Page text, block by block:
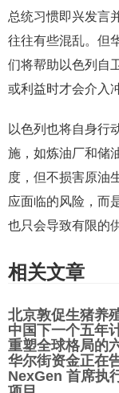
总统习惯即兴发言
往往有些混乱。但
们将帮助以色列自
或利益时才会介入
以色列也将自身行
施，如炼油厂和储
度，但不损害原油
应面临的风险，而
也只会导致有限的
相关文章
北京敦促生猪养
中国下一个五年
重塑全球格局的
华尔街资金正在
NexGen 首席执